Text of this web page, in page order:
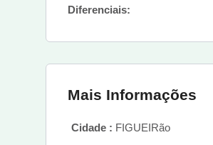
Diferenciais:
Mais Informações
Cidade : FIGUEIRão